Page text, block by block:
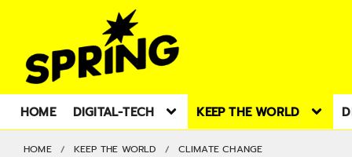
HOME DIGITAL-TECH KEEP THE WORLD
HOME KEEP THE WORLD CLIMATE CHANGE